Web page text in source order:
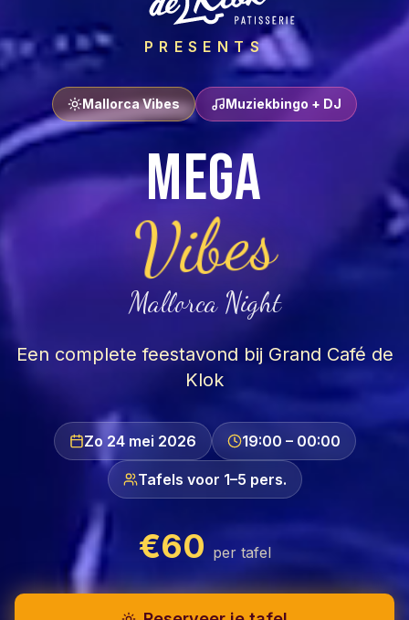
PRESENTS
Mallorca Vibes Muziekbingo + DJ
Mega
Vibes
Mallorca Night
Een complete feestavond bij Grand Café de
Klok
Zo 24 mei 2026 19:00 – 00:00
Tafels voor 1–5 pers.
€60 per tafel